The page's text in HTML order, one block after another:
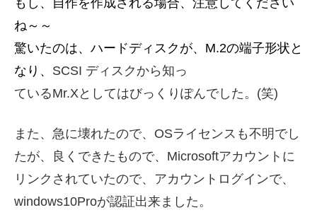
ね～～
驚いたのは、ハードディスクが、M.2の端子形状と
なり、 SCSI ディスクから知っ
ているMr.X としてはびっくりぽんでした。(笑)
また、急に壊れたので、OSライセンスも不明でし
たが、良くできたもので、Microsoftアカウントに
リンクされていたので、アカウントログインで、
windows10Proが認証出来ました。